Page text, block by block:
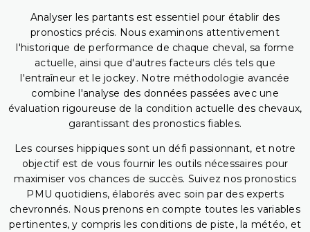
Analyser les partants est essentiel pour établir des
pronostics précis. Nous examinons attentivement
l'historique de performance de chaque cheval, sa forme
actuelle, ainsi que d'autres facteurs clés tels que
l'entraîneur et le jockey. Notre méthodologie avancée
combine l'analyse des données passées avec une
évaluation rigoureuse de la condition actuelle des chevaux,
garantissant des pronostics fiables.
Les courses hippiques sont un défi passionnant, et notre
objectif est de vous fournir les outils nécessaires pour
maximiser vos chances de succès. Suivez nos pronostics
PMU quotidiens, élaborés avec soin par des experts
chevronnés. Nous prenons en compte toutes les variables
pertinentes, y compris les conditions de piste, la météo, et